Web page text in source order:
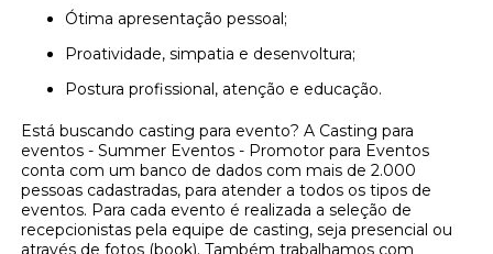
Ótima apresentação pessoal;
Proatividade, simpatia e desenvoltura;
Postura profissional, atenção e educação.
Está buscando casting para evento? A Casting para
eventos - Summer Eventos - Promotor para Eventos
conta com um banco de dados com mais de 2.000
pessoas cadastradas, para atender a todos os tipos de
eventos. Para cada evento é realizada a seleção de
recepcionistas pela equipe de casting, seja presencial ou